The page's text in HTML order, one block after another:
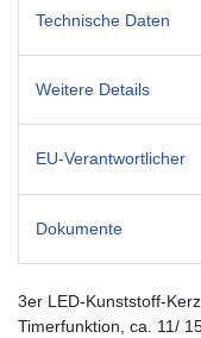
Technische Daten
Weitere Details
EU-Verantwortlicher
Dokumente
3er LED-Kunststoff-
Timerfunktion, ca. 11/